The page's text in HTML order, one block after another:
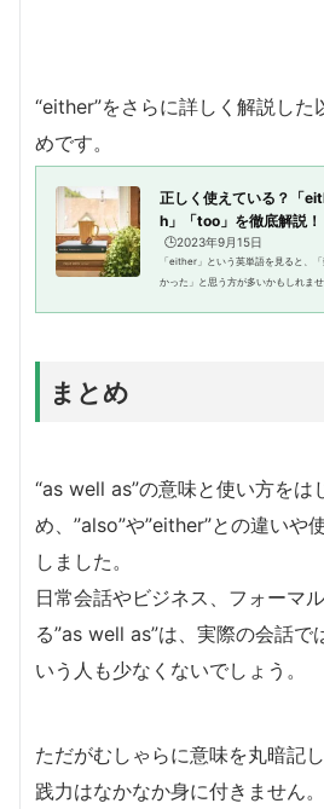
“either”をさらに詳しく解説した
めです。
正しく使えている？「
h」「too」を徹底解説！
🕒️2023年9月15日
「either」という英単語を見ると、
かった」と思う方が多いかもしれま
まとめ
“as well as”の意味と使い方をは
め、”also”や”either”との違いや
しました。
日常会話やビジネス、フォーマ
る”as well as”は、実際の会話で
いう人も少なくないでしょう。
ただがむしゃらに意味を丸暗記
践力はなかなか身に付きません。